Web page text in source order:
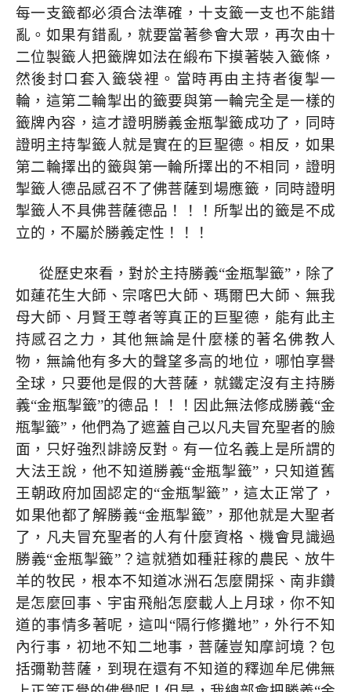
每一支籤都必須合法準確，十支籤一支也不能錯
亂。如果有錯亂，就要當著參會大眾，再次由十
二位製籤人把籤牌如法在緞布下摸著裝入籤條，
然後封口套入籤袋裡。當時再由主持者復掣一
輪，這第二輪掣出的籤要與第一輪完全是一樣的
籤牌內容，這才證明勝義金瓶掣籤成功了，同時
證明主持掣籤人就是實在的巨聖德。相反，如果
第二輪擇出的籤與第一輪所擇出的不相同，證明
掣籤人德品感召不了佛菩薩到場應籤，同時證明
掣籤人不具佛菩薩德品！！！所掣出的籤是不成
立的，不屬於勝義定性！！！
從歷史來看，對於主持勝義“金瓶掣籤”，除了
如蓮花生大師、宗喀巴大師、瑪爾巴大師、無我
母大師、月賢王尊者等真正的巨聖德，能有此主
持感召之力，其他無論是什麼樣的著名佛教人
物，無論他有多大的聲望多高的地位，哪怕享譽
全球，只要他是假的大菩薩，就鐵定沒有主持勝
義“金瓶掣籤”的德品！！！因此無法修成勝義“金
瓶掣籤”，他們為了遮蓋自己以凡夫冒充聖者的臉
面，只好強烈誹謗反對。有一位名義上是所謂的
大法王說，他不知道勝義“金瓶掣籤”，只知道舊
王朝政府加固認定的“金瓶掣籤”，這太正常了，
如果他都了解勝義“金瓶掣籤”，那他就是大聖者
了，凡夫冒充聖者的人有什麼資格、機會見識過
勝義“金瓶掣籤”？這就猶如種莊稼的農民、放牛
羊的牧民，根本不知道冰洲石怎麼開採、南非鑽
是怎麼回事、宇宙飛船怎麼載人上月球，你不知
道的事情多著呢，這叫“隔行修攤地”，外行不知
內行事，初地不知二地事，菩薩豈知摩訶境？包
括彌勒菩薩，到現在還有不知道的釋迦牟尼佛無